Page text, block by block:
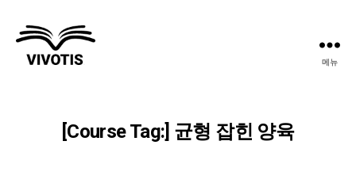
메뉴
[Course Tag:] 균형 잡힌 양육